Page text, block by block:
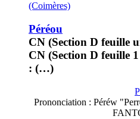
(Coimères)
Péréou
CN (Section D feuille
CN (Section D feuille
: (…)
Prononciation : Péréw